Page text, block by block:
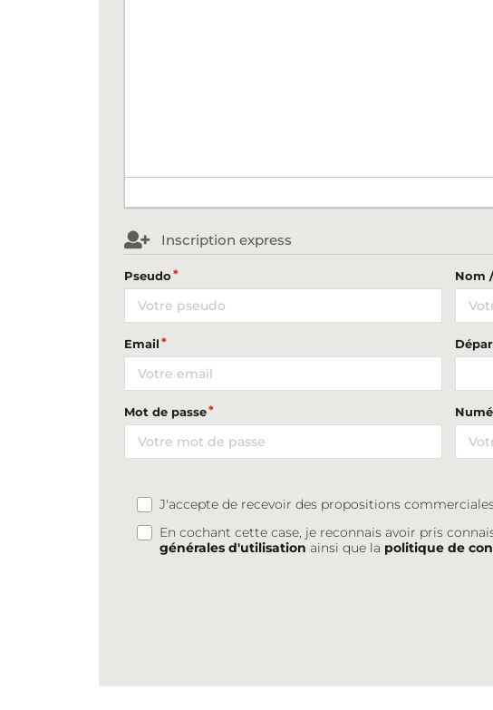
Inscription express
Pseudo Nom
Email
Mot de passe
J'accepte de recevoir des propositions
En cochant cette case, je reconnais avoir pris
générales d'utilisation ainsi que la politique de